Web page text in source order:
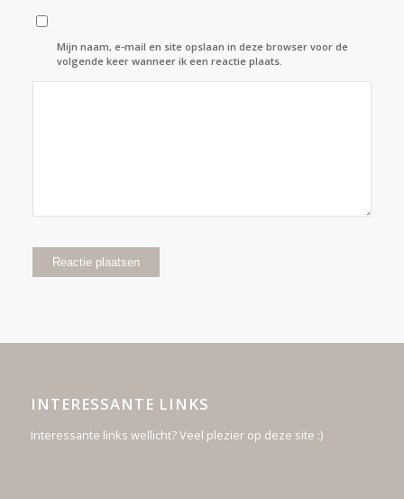
Mijn naam, e-mail en site opslaan in deze browser voor de
volgende keer wanneer ik een reactie plaats.
INTERESSANTE LINKS
Interessante links wellicht? Veel plezier op deze site :)